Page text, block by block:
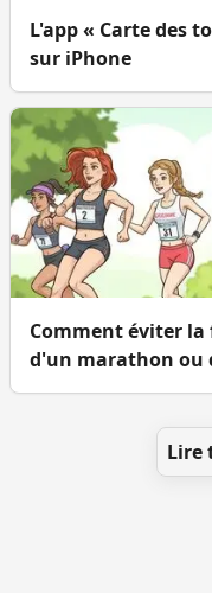
L'app « Carte des
sur iPhone
Comment éviter
d'un marathon ou
Lire